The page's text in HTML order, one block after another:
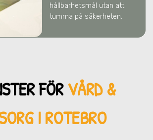
hållbarhetsmål utan att
tumma på säkerheten.
FÖRVÅRD &
I ROTEBRO